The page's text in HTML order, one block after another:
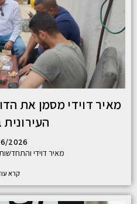
מאיר דוידי מסמן את
2026
מאיר דוידי והתחדשות
קרא